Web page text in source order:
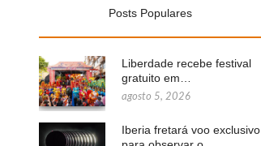
Posts Populares
Liberdade recebe festival
gratuito em…
agosto 5, 2026
Iberia fretará voo exclusivo